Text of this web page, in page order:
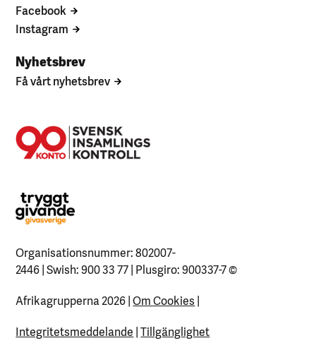
Facebook
Instagram
Nyhetsbrev
Få vårt nyhetsbrev
Organisationsnummer: 802007-
2446 | Swish: 900 33 77 | Plusgiro: 900337-7©
Afrikagrupperna 2026 |Om Cookies |
Integritetsmeddelande |Tillgänglighet